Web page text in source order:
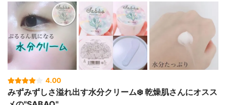
4.00
みずみずしさ溢れ出す水分クリーム❄️ 乾燥肌さんにオスス